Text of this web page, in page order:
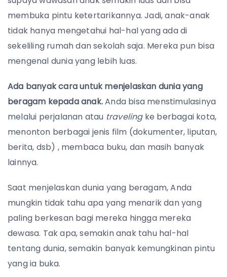
membuka pintu ketertarikannya. Jadi, anak-anak
tidak hanya mengetahui hal-hal yang ada di
sekeliling rumah dan sekolah saja. Mereka pun bisa
mengenal dunia yang lebih luas.
Ada banyak cara untuk menjelaskan dunia yang
beragam kepada anak.Anda bisa menstimulasinya
melalui perjalanan atau traveling ke berbagai kota,
menonton berbagai jenis film (dokumenter, liputan,
berita, dsb) , membaca buku, dan masih banyak
lainnya.
Saat menjelaskan dunia yang beragam, Anda
mungkin tidak tahu apa yang menarik dan yang
paling berkesan bagi mereka hingga mereka
dewasa. Tak apa, semakin anak tahu hal-hal
tentang dunia, semakin banyak kemungkinan pintu
yang ia buka.